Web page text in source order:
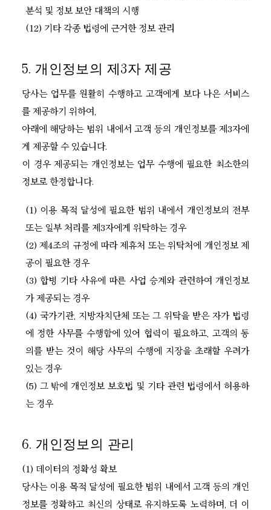
분석 및 정보 보안 대책의 시행
(12) 기타 각종 법령에 근거한 정보 관리
5. 개인정보의 제3자 제공
당사는 업무를 원활히 수행하고 고객에게 보다 나은 서비스
를 제공하기 위하여,
아래에 해당하는 범위 내에서 고객 등의 개인정보를 제3자에
게 제공할 수 있습니다.
이 경우 제공되는 개인정보는 업무 수행에 필요한 최소한의
정보로 한정합니다.
(1) 이용 목적 달성에 필요한 범위 내에서 개인정보의 전부
또는 일부 처리를 제3자에게 위탁하는 경우
(2) 제4조의 규정에 따라 제휴처 또는 위탁처에 개인정보 제
공이 필요한 경우
(3) 합병 기타 사유에 따른 사업 승계와 관련하여 개인정보
가 제공되는 경우
(4) 국가기관, 지방자치단체 또는 그 위탁을 받은 자가 법령
에 정한 사무를 수행함에 있어 협력이 필요하고, 고객의 동
의를 받는 것이 해당 사무의 수행에 지장을 초래할 우려가
있는 경우
(5) 그 밖에 개인정보 보호법 및 기타 관련 법령에서 허용하
는 경우
6. 개인정보의 관리
(1) 데이터의 정확성 확보
당사는 이용 목적 달성에 필요한 범위 내에서 고객 등의 개인
정보를 정확하고 최신의 상태로 유지하도록 노력하며, 더 이